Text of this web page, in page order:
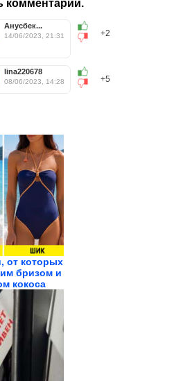
комментарии.
+2
Анусбек...
14/06/2023, 21:31
+5
lina220678
08/06/2023, 14:28
от которых
бризом и
кокоса